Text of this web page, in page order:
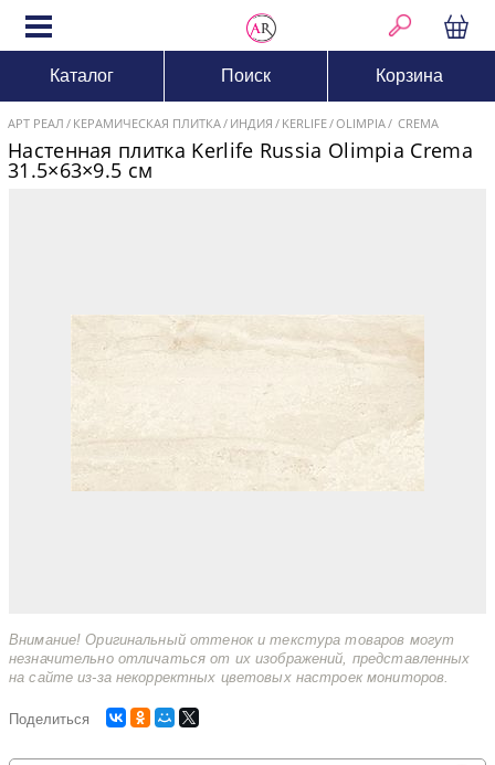
Каталог Поиск Корзина
АРТ РЕАЛ КЕРАМИЧЕСКАЯ ПЛИТКА ИНДИЯ KERLIFE OLIMPIA CREMA
Настенная плитка Kerlife Russia Olimpia Crema
31.5×63×9.5 см
Внимание! Оригинальный оттенок и текстура товаров могут
незначительно отличаться от их изображений, представленных
на сайте из-за некорректных цветовых настроек мониторов.
Поделиться